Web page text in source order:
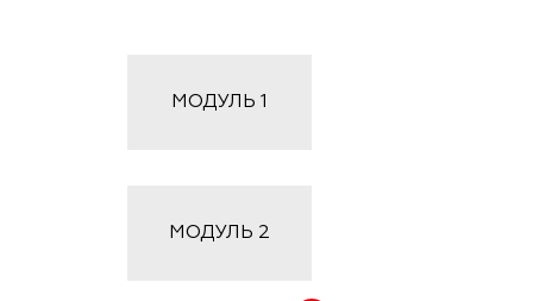
МОДУЛЬ 1
МОДУЛЬ 2